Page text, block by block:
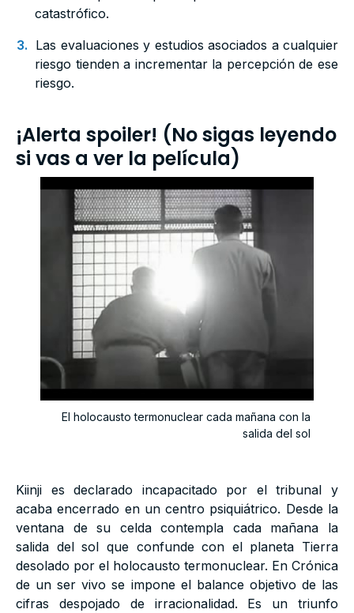
catastrófico.
Las evaluaciones y estudios asociados a cualquier
riesgo tienden a incrementar la percepción de ese
riesgo.
¡Alerta spoiler! (No sigas leyendo
si vas a ver la película)
El holocausto termonuclear cada mañana con la
salida del sol
Kiinji es declarado incapacitado por el tribunal y
acaba encerrado en un centro psiquiátrico. Desde la
ventana de su celda contempla cada mañana la
salida del sol que confunde con el planeta Tierra
desolado por el holocausto termonuclear. En Crónica
de un ser vivo se impone el balance objetivo de las
cifras despojado de irracionalidad. Es un triunfo